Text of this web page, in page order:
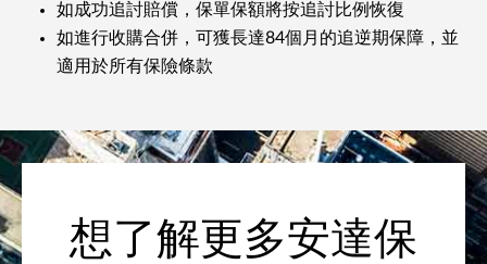
如成功追討賠償，保單保額將按追討比例恢復
如進行收購合併，可獲長達84個月的追逆期保障，並
適用於所有保險條款
想了解更多安達保